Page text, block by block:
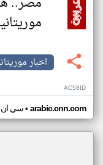
اخبار
AC58ID
سي ان• arabic.cnn.com